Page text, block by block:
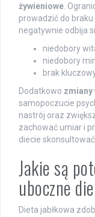
żywieniowe .
prowadzić do
negatywnie odbija
niedobory
niedobory
brak
Dodatkowo zmiany
samopoczucie
nastrój oraz
zachować umiar i
diecie
Jakie są
uboczne
Dieta jabłkowa